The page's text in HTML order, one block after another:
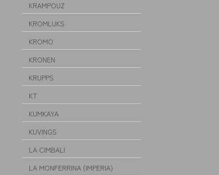
KRAMPOUZ
KROMLUKS
KROMO
KRONEN
KRUPPS
KT
KUMKAYA
KUVINGS
LA CIMBALI
LA MONFERRINA (IMPERIA)